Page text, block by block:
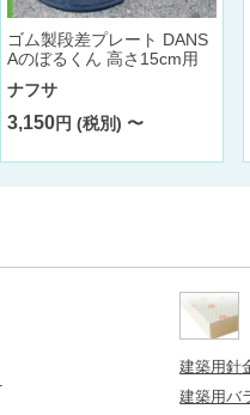
ゴム製段差プレート DANS
Aのぼるくん 高さ15cm用
ナフサ
3,150円 (税別) 〜
建築用針
建築用バ